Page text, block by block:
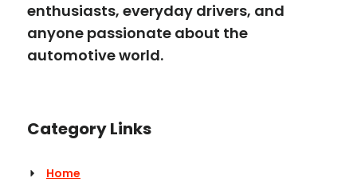
enthusiasts, everyday drivers, and
anyone passionate about the
automotive world.
Category Links
Home